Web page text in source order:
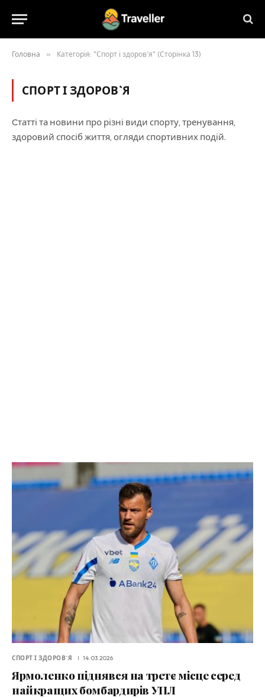
Головна » Категорія: "Спорт і здоров`я" (Сторінка 13)
СПОРТ І ЗДОРОВ`Я
Cтатті та новини про різні види спорту, тренування,
здоровий спосіб життя, огляди спортивних подій.
СПОРТ І ЗДОРОВ`Я 14.03.2026
Ярмоленко піднявся на третє місце серед
найкращих бомбардирів УПЛ